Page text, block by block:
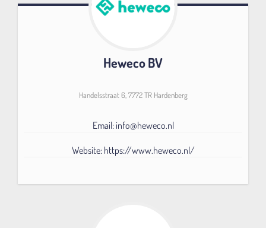
Heweco BV
Handelsstraat 6, 7772 TR Hardenberg
Email: info@heweco.nl
Website: https://www.heweco.nl/